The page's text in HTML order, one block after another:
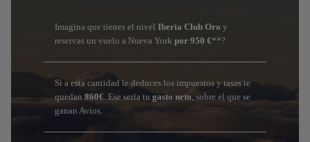
Imagina que tienes el nivelIberia Club Oro y
reservas un vuelo a Nueva Yorkpor 950 €**?
Si a esta cantidad le deduces los impuestos y tasas te
quedan860€. Ese sería tugasto neto, sobre el que se
ganan Avios.